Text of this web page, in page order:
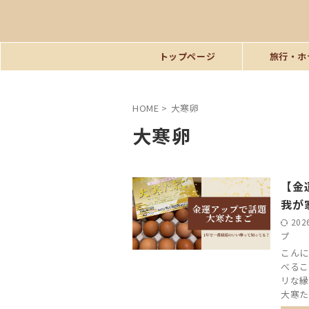
トップページ 旅行・
HOME > 大寒卵
大寒卵
【
我が
プ
こん
べる
リな
大寒